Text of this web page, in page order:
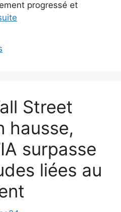
progressé et
Street
hausse,
surpasse
liées au